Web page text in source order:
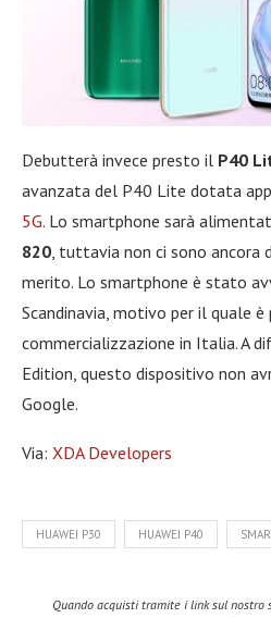
Debutterà invece presto il P40
avanzata del P40 Lite dotata
5G. Lo smartphone sarà
820, tuttavia non ci sono ancora
merito. Lo smartphone è stato
Scandinavia, motivo per il quale è
commercializzazione in Italia. A
Edition, questo dispositivo non
Google.
Via: XDA Developers
HUAWEI P30 HUAWEI P40
Quando acquisti tramite i link sul nostro